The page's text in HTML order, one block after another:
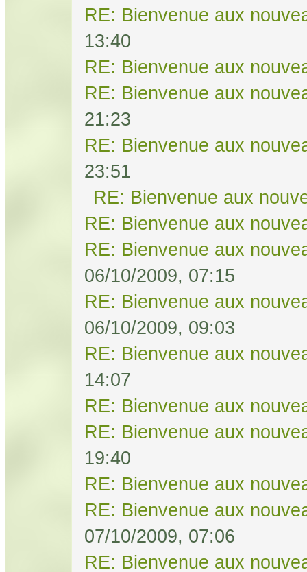
RE: Bienvenue aux
13:40
RE: Bienvenue aux
RE: Bienvenue aux
21:23
RE: Bienvenue aux
23:51
RE: Bienvenue aux
RE: Bienvenue aux
RE: Bienvenue aux
06/10/2009, 07:15
RE: Bienvenue aux
06/10/2009, 09:03
RE: Bienvenue aux
14:07
RE: Bienvenue aux
RE: Bienvenue aux
19:40
RE: Bienvenue aux
RE: Bienvenue aux
07/10/2009, 07:06
RE: Bienvenue aux